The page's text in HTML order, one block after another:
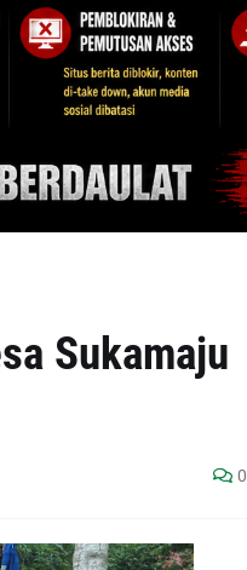
Sukamaju
0